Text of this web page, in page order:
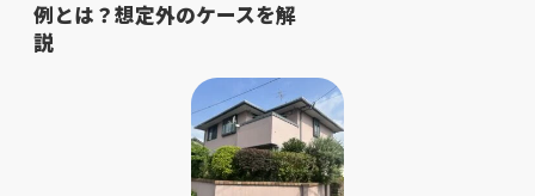
例とは？想定外のケースを解
説